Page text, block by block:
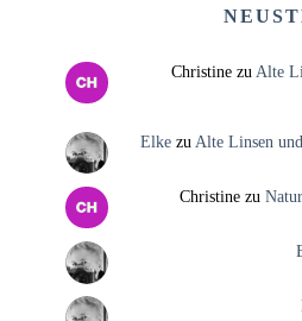
Christinezu Alte
Elkezu Alte Linsen
Christinezu